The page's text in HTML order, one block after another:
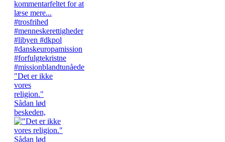
"Det er ikke
vores
religion."
Sådan lød
beskeden,